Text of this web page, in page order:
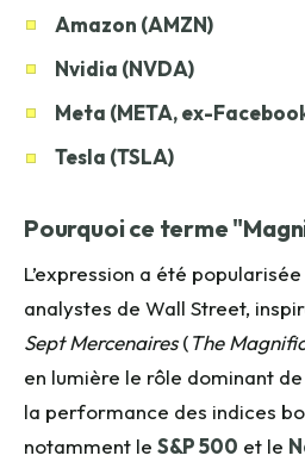
Amazon (AMZN)
Nvidia (NVDA)
Meta (META, ex-
Tesla (TSLA)
Pourquoi ce terme
L’expression a été
analystes de Wall Street,
Sept Mercenaires(The
en lumière le rôle dominant
la performance des indices
notamment le S&P 500 et le